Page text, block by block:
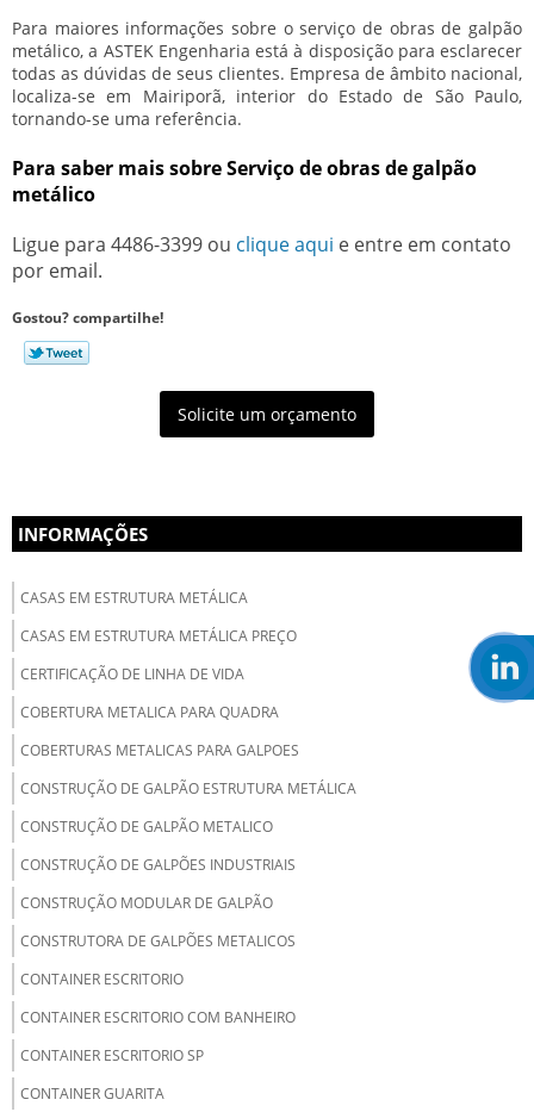
Para maiores informações sobre oserviço de obras de galpão
metálico, a ASTEK Engenharia está à disposição para esclarecer
todas as dúvidas de seus clientes. Empresa de âmbito nacional,
localiza-se em Mairiporã, interior do Estado de São Paulo,
tornando-se uma referência.
Para saber mais sobre Serviço de obras de galpão
metálico
Ligue para 4486-3399 ou clique aqui e entre em contato
por email.
Gostou? compartilhe!
Solicite um orçamento
INFORMAÇÕES
CASAS EM ESTRUTURA METÁLICA
CASAS EM ESTRUTURA METÁLICA PREÇO
CERTIFICAÇÃO DE LINHA DE VIDA
COBERTURA METALICA PARA QUADRA
COBERTURAS METALICAS PARA GALPOES
CONSTRUÇÃO DE GALPÃO ESTRUTURA METÁLICA
CONSTRUÇÃO DE GALPÃO METALICO
CONSTRUÇÃO DE GALPÕES INDUSTRIAIS
CONSTRUÇÃO MODULAR DE GALPÃO
CONSTRUTORA DE GALPÕES METALICOS
CONTAINER ESCRITORIO
CONTAINER ESCRITORIO COM BANHEIRO
CONTAINER ESCRITORIO SP
CONTAINER GUARITA